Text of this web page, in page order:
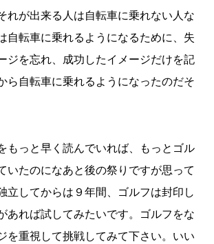
れが出来る人は自転車に乗れない人な
自転車に乗れるようになるために、失
ジを忘れ、成功したイメージだけを記
ら自転車に乗れるようになったのだそ
もっと早く読んでいれば、もっとゴル
いたのになあと後の祭りですが思って
立してからは９年間、ゴルフは封印し
あれば試してみたいです。ゴルフをな
を重視して挑戦してみて下さい。いい